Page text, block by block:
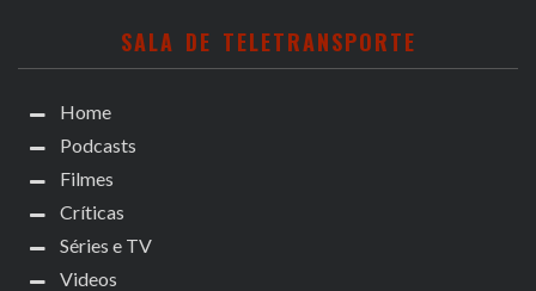
SALA DE TELETRANSPORTE
Home
Podcasts
Filmes
Críticas
Séries e TV
Videos